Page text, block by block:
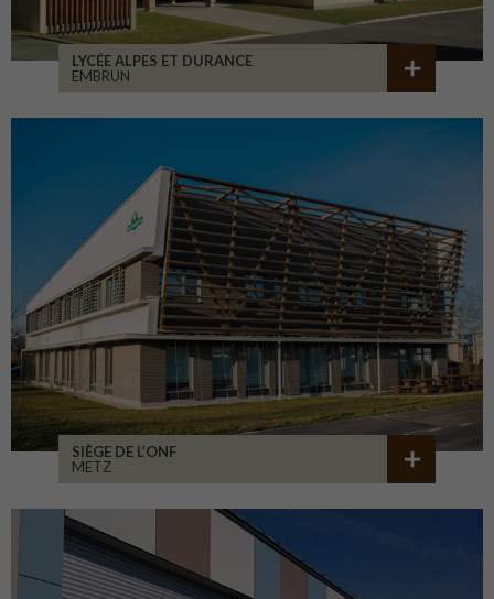
LYCÉE ALPES ET DURANCE
EMBRUN
SIÈGE DE L’ONF
METZ